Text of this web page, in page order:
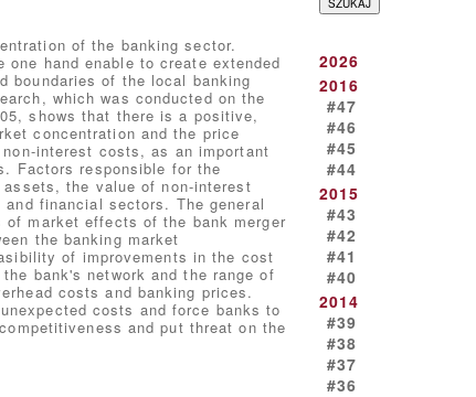
of the banking sector.
hand enable to create extended
boundaries of the local banking
which was conducted on the
shows that there is a positive,
concentration and the price
interest costs, as an important
Factors responsible for the
the value of non-interest
financial sectors. The general
market effects of the bank merger
the banking market
of improvements in the cost
bank's network and the range of
costs and banking prices.
costs and force banks to
and put threat on the
2026
2016
#47
#46
#45
#44
2015
#43
#42
#41
#40
2014
#39
#38
#37
#36